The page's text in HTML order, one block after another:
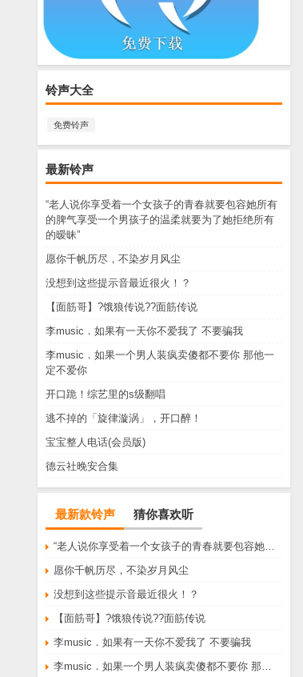
铃声大全
免费铃声
最新铃声
“老人说你享受着一个女孩子的青春就要包容她所有
的脾气享受一个男孩子的温柔就要为了她拒绝所有
的暧昧”
愿你千帆历尽，不染岁月风尘
没想到这些提示音最近很火！？
【面筋哥】?饿狼传说??面筋传说
李music．如果有一天你不爱我了 不要骗我
李music．如果一个男人装疯卖傻都不要你 那他一
定不爱你
开口跪！综艺里的s级翻唱
逃不掉的「旋律漩涡」，开口醉！
宝宝整人电话(会员版)
德云社晚安合集
最新款铃声 猜你喜欢听
愿你千帆历尽，不染岁月风尘
没想到这些提示音最近很火！？
【面筋哥】?饿狼传说??面筋传说
李music．如果有一天你不爱我了 不要骗我